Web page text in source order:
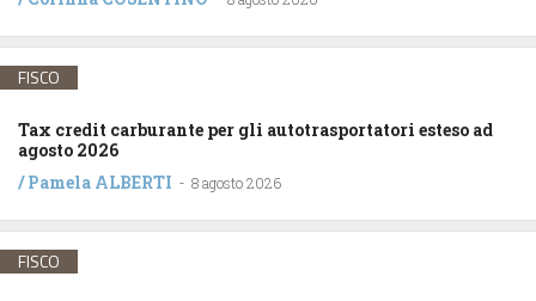
FISCO
Tax credit carburante per gli autotrasportatori esteso ad
agosto 2026
/Pamela ALBERTI - 8 agosto 2026
FISCO